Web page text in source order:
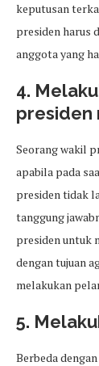
keputusan
presiden harus
anggota yang
4.
presiden
Seorang wakil
apabila pada
presiden tidak
tanggung
presiden untuk
dengan tujuan
melakukan
5.
Berbeda dengan